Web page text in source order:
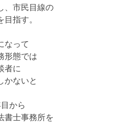
、市民目線の
指す。
なって
形態では
者に
かないと
から
書士事務所を